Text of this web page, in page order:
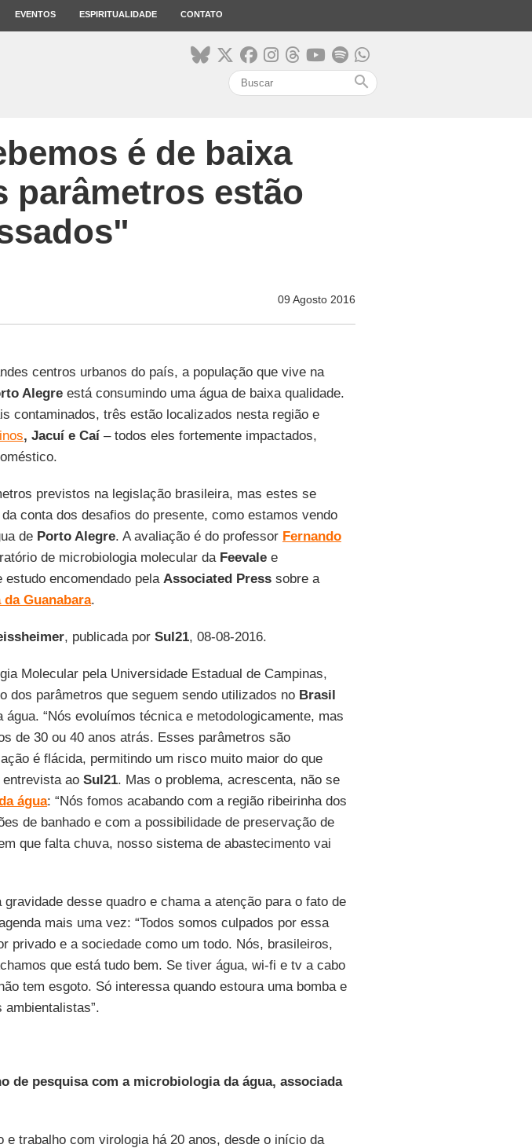
EVENTOS ESPIRITUALIDADE CONTATO
search
é de baixa
parâmetros estão
09 Agosto 2016
centros urbanos do país, a população que vive na
Alegreestá consumindo uma água de baixa qualidade.
contaminados, três estão localizados nesta região e
, Jacuí e Caí– todos eles fortemente impactados,
previstos na legislação brasileira, mas estes se
conta dos desafios do presente, como estamos vendo
de Porto Alegre. A avaliação é do professor Fernando
de microbiologia molecular da Feevalee
encomendado pela Associated Presssobre a
da Guanabara.
, publicada por Sul21, 08-08-2016.
Molecular pela Universidade Estadual de Campinas,
dos parâmetros que seguem sendo utilizados no Brasil
água. “Nós evoluímos técnica e metodologicamente, mas
de 30 ou 40 anos atrás. Esses parâmetros são
é flácida, permitindo um risco muito maior do que
ao Sul21. Mas o problema, acrescenta, não se
água: “Nós fomos acabando com a região ribeirinha dos
de banhado e com a possibilidade de preservação de
que falta chuva, nosso sistema de abastecimento vai
desse quadro e chama a atenção para o fato de
mais uma vez: “Todos somos culpados por essa
privado e a sociedade como um todo. Nós, brasileiros,
que está tudo bem. Se tiver água, wi-fi e tv a cabo
tem esgoto. Só interessa quando estoura uma bomba e
de pesquisa com a microbiologia da água, associada
e trabalho com virologia há 20 anos, desde o início da